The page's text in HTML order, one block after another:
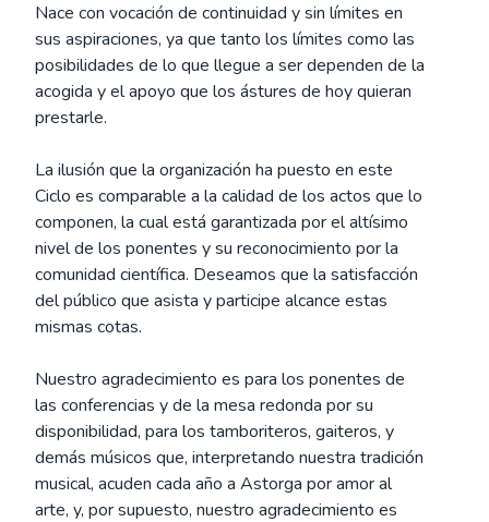
Nace con vocación de continuidad y sin límites en
sus aspiraciones, ya que tanto los límites como las
posibilidades de lo que llegue a ser dependen de la
acogida y el apoyo que los ástures de hoy quieran
prestarle.
La ilusión que la organización ha puesto en este
Ciclo es comparable a la calidad de los actos que lo
componen, la cual está garantizada por el altísimo
nivel de los ponentes y su reconocimiento por la
comunidad científica. Deseamos que la satisfacción
del público que asista y participe alcance estas
mismas cotas.
Nuestro agradecimiento es para los ponentes de
las conferencias y de la mesa redonda por su
disponibilidad, para los tamboriteros, gaiteros, y
demás músicos que, interpretando nuestra tradición
musical, acuden cada año a Astorga por amor al
arte, y, por supuesto, nuestro agradecimiento es